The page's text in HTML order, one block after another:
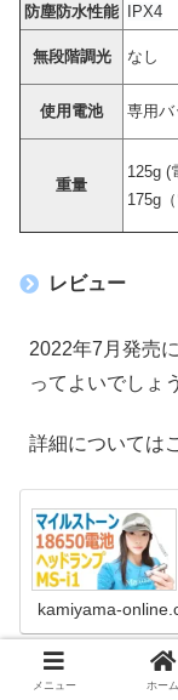
防塵防水性能 IPX4
無段階調光 なし
使用電池 専用バ
重量
125g (
175g（
レビュー
2022年7月発売
ってよいでしょ
詳細については
kamiyama-
参考リンク
メニュー ホーム